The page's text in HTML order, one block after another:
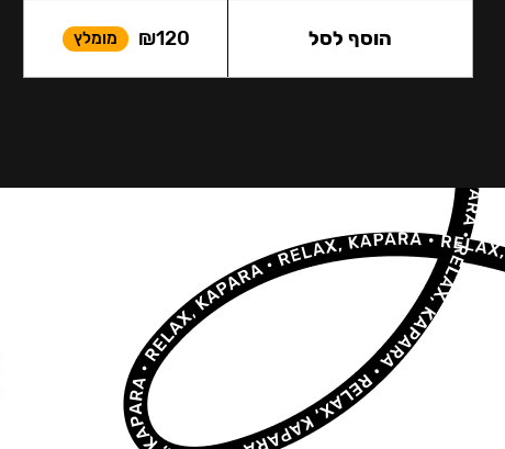
₪120 מומלץ הוסף לסל